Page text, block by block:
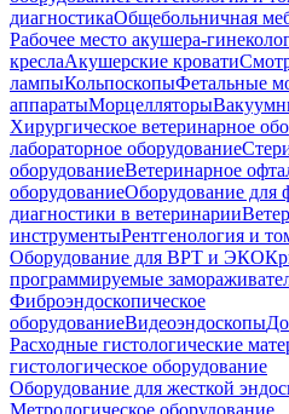
диагностикаОбщебольничная
Рабочее место акушера-
креслаАкушерские кровати
лампыКольпоскопыФетальные
аппаратыМорцелляторы
Хирургическое ветеринарное
лабораторное оборудование
оборудованиеВетеринарное
оборудованиеОборудование для
диагностики в ветеринарии
инструментыРентгенология и
Оборудование для ВРТ и ЭКО
программируемые
Фиброэндоскопическое
оборудованиеВидеоэндоскопы
Расходные гистологические
гистологическое оборудование
Оборудование для жесткой
Метрологическое оборудование